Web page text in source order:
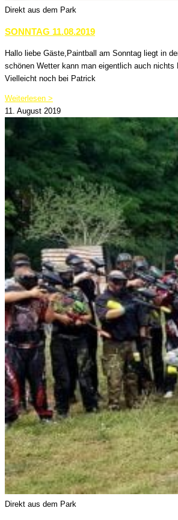
Direkt aus dem Park
SONNTAG 11.08.2019
Hallo liebe Gäste,Paintball am Sonntag liegt in
schönen Wetter kann man eigentlich auch nichts
Vielleicht noch bei Patrick
Weiterlesen >
11. August 2019
Direkt aus dem Park